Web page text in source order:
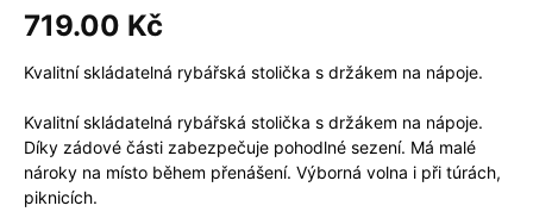
719.00 Kč
Kvalitní skládatelná rybářská stolička s držákem na nápoje.
Kvalitní skládatelná rybářská stolička s držákem na nápoje.
Díky zádové části zabezpečuje pohodlné sezení. Má malé
nároky na místo během přenášení. Výborná volna i při túrách,
piknicích.